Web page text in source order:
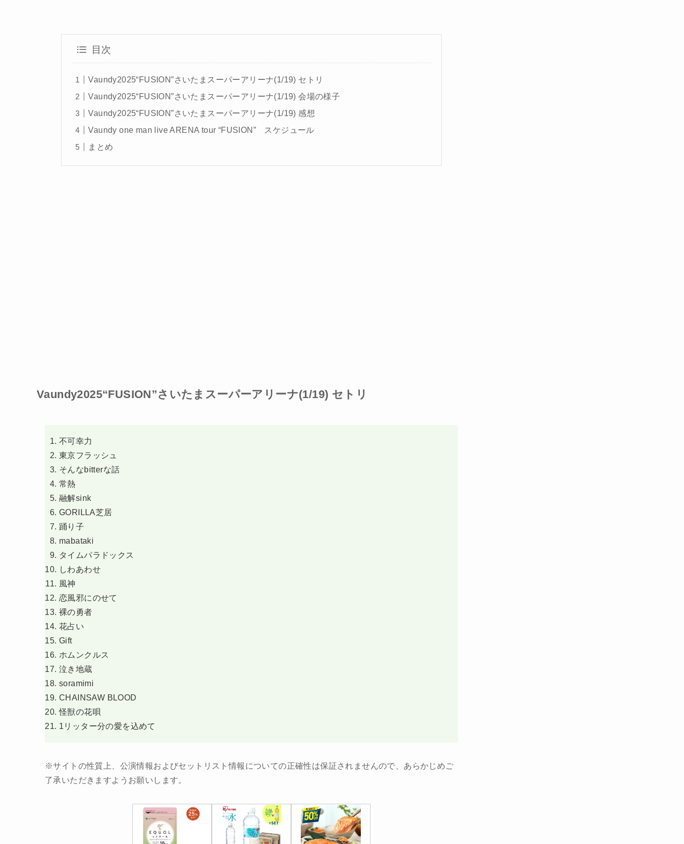
目次
Vaundy2025“FUSION”さいたまスーパーアリーナ(1/19) セトリ
Vaundy2025“FUSION”さいたまスーパーアリーナ(1/19) 会場の様子
Vaundy2025“FUSION”さいたまスーパーアリーナ(1/19) 感想
Vaundy one man live ARENA tour “FUSION” スケジュール
まとめ
Vaundy2025“FUSION”さいたまスーパーアリーナ(1/19) セトリ
不可幸力
東京フラッシュ
そんなbitterな話
常熱
融解sink
GORILLA芝居
踊り子
mabataki
タイムパラドックス
しわあわせ
風神
恋風邪にのせて
裸の勇者
花占い
Gift
ホムンクルス
泣き地蔵
soramimi
CHAINSAW BLOOD
怪獣の花唄
1リッター分の愛を込めて
※サイトの性質上、公演情報およびセットリスト情報についての正確性は保証されませんので、あらかじめご
了承いただきますようお願いします。